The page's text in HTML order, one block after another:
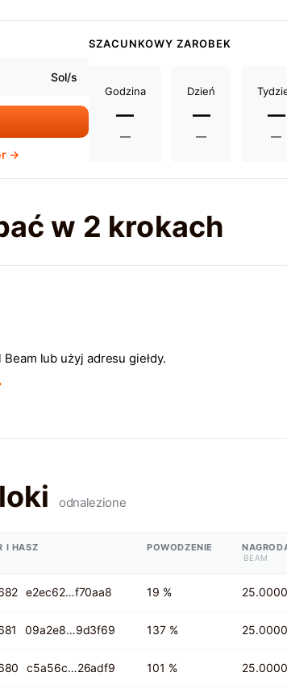
Sol/s
→
SZACUNKOWY ZAROBEK
Godzina
—
—
Dzień
—
—
—
—
w 2 krokach
lub użyj adresu giełdy.
odnalezione
I HASZ POWODZENIE
BEAM
e2ec62…f70aa8 19 %
09a2e8…9d3f69 137 %
c5a56c…26adf9 101 %